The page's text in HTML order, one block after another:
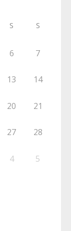
S S
6 7
13 14
20 21
27 28
4 5